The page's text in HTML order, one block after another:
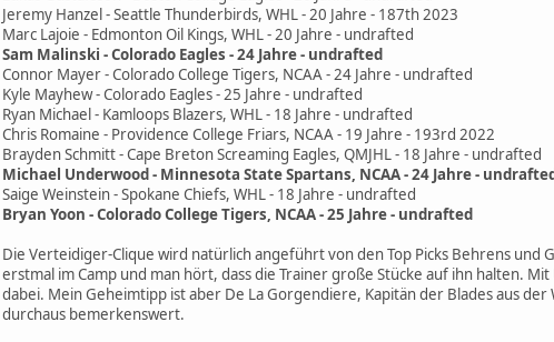
Jeremy Hanzel - Seattle Thunderbirds, WHL - 20 Jahre - 187th 2023
Marc Lajoie - Edmonton Oil Kings, WHL - 20 Jahre - undrafted
Sam Malinski - Colorado Eagles - 24 Jahre - undrafted
Connor Mayer - Colorado College Tigers, NCAA - 24 Jahre - undrafted
Kyle Mayhew - Colorado Eagles - 25 Jahre - undrafted
Ryan Michael - Kamloops Blazers, WHL - 18 Jahre - undrafted
Chris Romaine - Providence College Friars, NCAA - 19 Jahre - 193rd 2022
Brayden Schmitt - Cape Breton Screaming Eagles, QMJHL - 18 Jahre - undrafted
Michael Underwood - Minnesota State Spartans, NCAA - 24 Jahre -
Saige Weinstein - Spokane Chiefs, WHL - 18 Jahre - undrafted
Bryan Yoon - Colorado College Tigers, NCAA - 25 Jahre - undrafted
Die Verteidiger-Clique wird natürlich angeführt von den Top Picks Behrens und
erstmal im Camp und man hört, dass die Trainer große Stücke auf ihn halten.
dabei. Mein Geheimtipp ist aber De La Gorgendiere, Kapitän der Blades aus
durchaus bemerkenswert.